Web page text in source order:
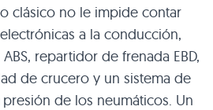
clásico no le impide contar
a la conducción,
ABS, repartidor de frenada EBD,
de crucero y un sistema de
de los neumáticos. Un